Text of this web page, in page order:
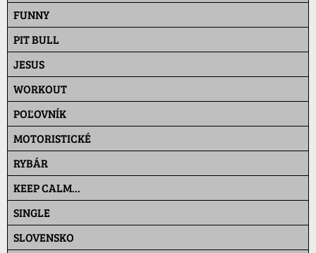
FUNNY
PIT BULL
JESUS
WORKOUT
POĽOVNÍK
MOTORISTICKÉ
RYBÁR
KEEP CALM...
SINGLE
SLOVENSKO